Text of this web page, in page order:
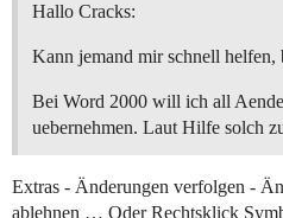
Hallo Cracks:
Kann jemand mir schnell helfen,
Bei Word 2000 will ich all
uebernehmen. Laut Hilfe solch
Extras - Änderungen verfolgen -
ablehnen … Oder Rechtsklick